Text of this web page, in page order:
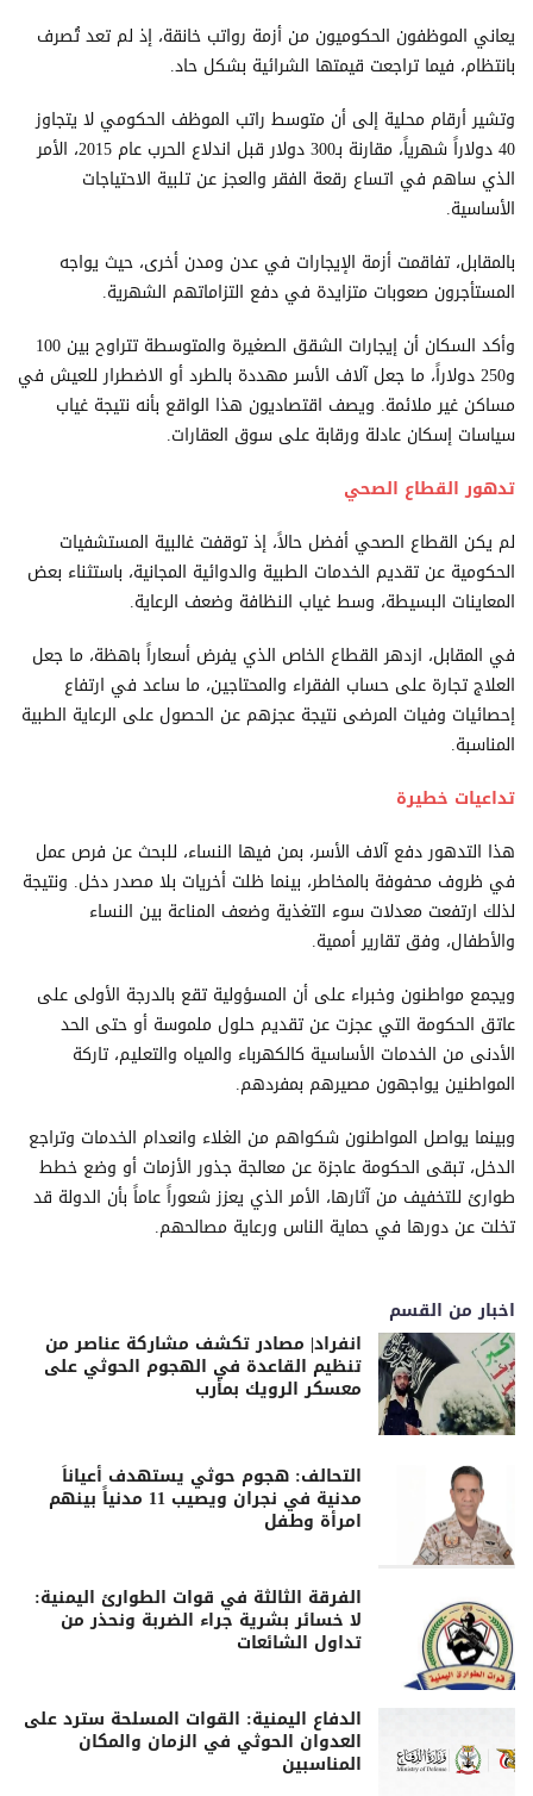
يعاني الموظفون الحكوميون من أزمة رواتب خانقة، إذ لم تعد تُصرف
بانتظام، فيما تراجعت قيمتها الشرائية بشكل حاد.
وتشير أرقام محلية إلى أن متوسط راتب الموظف الحكومي لا يتجاوز
40 دولاراً شهرياً، مقارنة بـ300 دولار قبل اندلاع الحرب عام 2015، الأمر
الذي ساهم في اتساع رقعة الفقر والعجز عن تلبية الاحتياجات
الأساسية.
بالمقابل، تفاقمت أزمة الإيجارات في عدن ومدن أخرى، حيث يواجه
المستأجرون صعوبات متزايدة في دفع التزاماتهم الشهرية.
وأكد السكان أن إيجارات الشقق الصغيرة والمتوسطة تتراوح بين 100
و250 دولاراً، ما جعل آلاف الأسر مهددة بالطرد أو الاضطرار للعيش في
مساكن غير ملائمة. ويصف اقتصاديون هذا الواقع بأنه نتيجة غياب
سياسات إسكان عادلة ورقابة على سوق العقارات.
تدهور القطاع الصحي
لم يكن القطاع الصحي أفضل حالاً، إذ توقفت غالبية المستشفيات
الحكومية عن تقديم الخدمات الطبية والدوائية المجانية، باستثناء بعض
المعاينات البسيطة، وسط غياب النظافة وضعف الرعاية.
في المقابل، ازدهر القطاع الخاص الذي يفرض أسعاراً باهظة، ما جعل
العلاج تجارة على حساب الفقراء والمحتاجين، ما ساعد في ارتفاع
إحصائيات وفيات المرضى نتيجة عجزهم عن الحصول على الرعاية الطبية
المناسبة.
تداعيات خطيرة
هذا التدهور دفع آلاف الأسر، بمن فيها النساء، للبحث عن فرص عمل
في ظروف محفوفة بالمخاطر، بينما ظلت أخريات بلا مصدر دخل. ونتيجة
لذلك ارتفعت معدلات سوء التغذية وضعف المناعة بين النساء
والأطفال، وفق تقارير أممية.
ويجمع مواطنون وخبراء على أن المسؤولية تقع بالدرجة الأولى على
عاتق الحكومة التي عجزت عن تقديم حلول ملموسة أو حتى الحد
الأدنى من الخدمات الأساسية كالكهرباء والمياه والتعليم، تاركة
المواطنين يواجهون مصيرهم بمفردهم.
وبينما يواصل المواطنون شكواهم من الغلاء وانعدام الخدمات وتراجع
الدخل، تبقى الحكومة عاجزة عن معالجة جذور الأزمات أو وضع خطط
طوارئ للتخفيف من آثارها، الأمر الذي يعزز شعوراً عاماً بأن الدولة قد
تخلت عن دورها في حماية الناس ورعاية مصالحهم.
اخبار من القسم
انفراد| مصادر تكشف مشاركة عناصر من
تنظيم القاعدة في الهجوم الحوثي على
معسكر الرويك بمأرب
التحالف: هجوم حوثي يستهدف أعياناً
مدنية في نجران ويصيب 11 مدنياً بينهم
امرأة وطفل
الفرقة الثالثة في قوات الطوارئ اليمنية:
لا خسائر بشرية جراء الضربة ونحذر من
تداول الشائعات
الدفاع اليمنية: القوات المسلحة سترد على
العدوان الحوثي في الزمان والمكان
المناسبين